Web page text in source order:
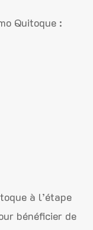
Quitoque :
à l’étape
bénéficier de